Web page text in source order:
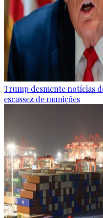
Trump desmente notícias
escassez de munições